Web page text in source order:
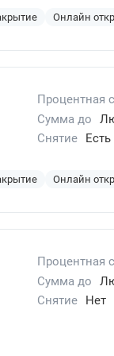
Онлайн
Процентная
Сумма до
Снятие Есть
Онлайн
Процентная
Сумма до
Снятие Нет